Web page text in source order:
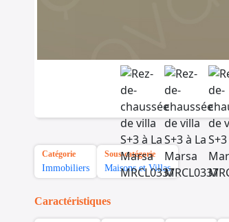
Catégorie
Immobiliers
Sous-catégorie
Maisons et Villas
Caractéristiques